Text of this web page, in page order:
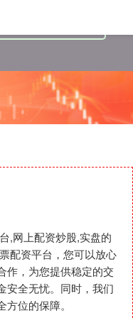
,网上配资炒股,实盘的
配资平台，您可以放心
作，为您提供稳定的交
安全无忧。同时，我们
位的保障。